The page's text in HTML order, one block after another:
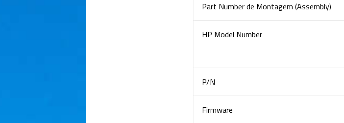
Part Number de Montagem (Assembly)
HP Model Number
P/N
Firmware